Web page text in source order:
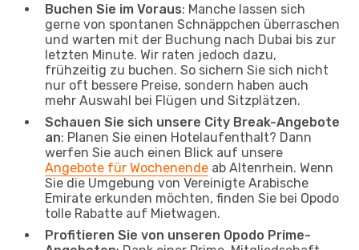
Buchen Sie im Voraus: Manche lassen sich
gerne von spontanen Schnäppchen überraschen
und warten mit der Buchung nach Dubai bis zur
letzten Minute. Wir raten jedoch dazu,
frühzeitig zu buchen. So sichern Sie sich nicht
nur oft bessere Preise, sondern haben auch
mehr Auswahl bei Flügen und Sitzplätzen.
Schauen Sie sich unsere City Break-Angebote
an: Planen Sie einen Hotelaufenthalt? Dann
werfen Sie auch einen Blick auf unsere
Angebote für Wochenende ab Altenrhein. Wenn
Sie die Umgebung von Vereinigte Arabische
Emirate erkunden möchten, finden Sie bei Opodo
tolle Rabatte auf Mietwagen.
Profitieren Sie von unseren Opodo Prime-